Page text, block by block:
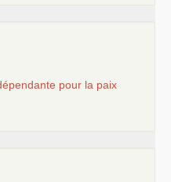
pour la paix